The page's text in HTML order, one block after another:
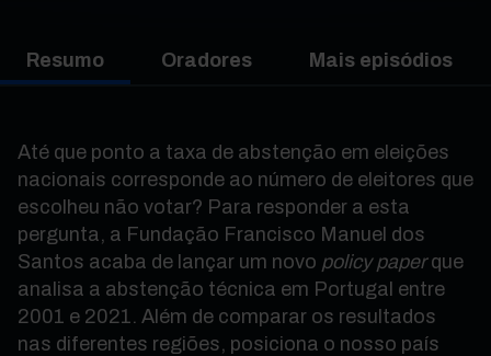
Resumo Oradores Mais episódios
Até que ponto a taxa de abstenção em eleições
nacionais corresponde ao número de eleitores que
escolheu não votar? Para responder a esta
pergunta, a Fundação Francisco Manuel dos
Santos acaba de lançar um novo policy paperque
analisa a abstenção técnica em Portugal entre
2001 e 2021. Além de comparar os resultados
nas diferentes regiões, posiciona o nosso país